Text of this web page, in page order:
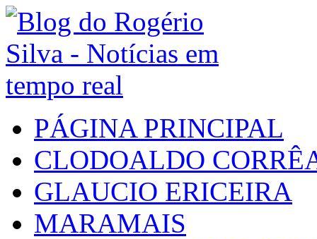
PÁGINA PRINCIPAL
CLODOALDO
GLAUCIO ERICEIRA
MARAMAIS